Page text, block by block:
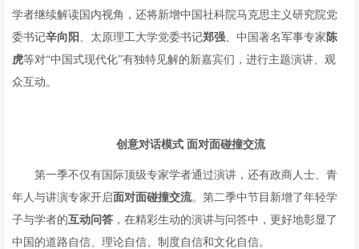
学者继续解读国内视角，还将新增中国社科院马克思主义研究院党
委书记辛向阳 、太原理工大学党委书记郑强、中国著名军事专家 陈
虎等对“中国式现代化”有独特见解的新嘉宾们，进行主题演讲、观
众互动。
创意对话模式 面对面碰撞交流
第一季不仅有国际顶级专家学者通过演讲，还有政商人士、青
年人与讲演专家开启面对面碰撞交流。第二季中节目新增了年轻学
子与学者的互动问答 ，在精彩生动的演讲与问答中，更好地彰显了
中国的道路自信、理论自信、制度自信和文化自信。